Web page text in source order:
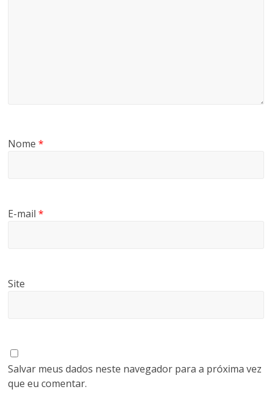
Nome*
E-mail*
Site
Salvar meus dados neste navegador para a próxima vez
que eu comentar.